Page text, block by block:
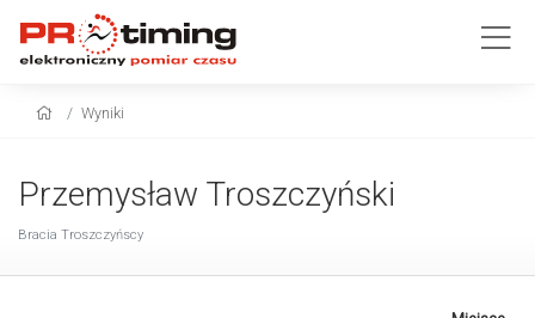
Wyniki
Przemysław Troszczyński
Bracia Troszczyńscy